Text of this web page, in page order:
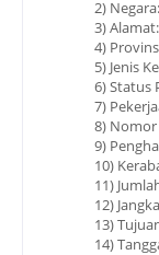
2) Negara:
3) Alamat:
4)
5) Jenis
6) Status
7)
8)
9)
10)
11)
12)
13)
14)